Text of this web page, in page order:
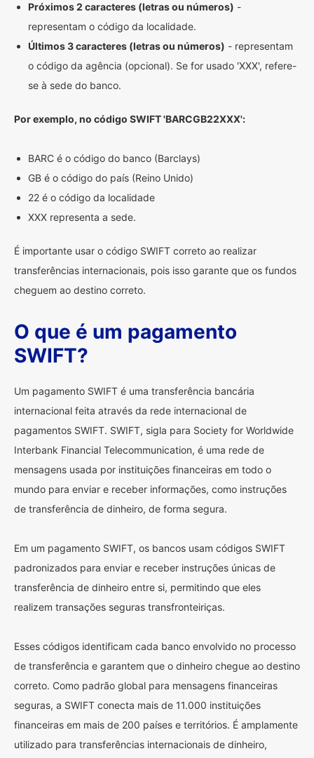
Próximos 2 caracteres (letras ou números) -
representam o código da localidade.
Últimos 3 caracteres (letras ou números) - representam
o código da agência (opcional). Se for usado 'XXX', refere-
se à sede do banco.
Por exemplo, no código SWIFT 'BARCGB22XXX':
BARC é o código do banco (Barclays)
GB é o código do país (Reino Unido)
22 é o código da localidade
XXX representa a sede.
É importante usar o código SWIFT correto ao realizar
transferências internacionais, pois isso garante que os fundos
cheguem ao destino correto.
O que é um pagamento
SWIFT?
Um pagamento SWIFT é uma transferência bancária
internacional feita através da rede internacional de
pagamentos SWIFT. SWIFT, sigla para Society for Worldwide
Interbank Financial Telecommunication, é uma rede de
mensagens usada por instituições financeiras em todo o
mundo para enviar e receber informações, como instruções
de transferência de dinheiro, de forma segura.
Em um pagamento SWIFT, os bancos usam códigos SWIFT
padronizados para enviar e receber instruções únicas de
transferência de dinheiro entre si, permitindo que eles
realizem transações seguras transfronteiriças.
Esses códigos identificam cada banco envolvido no processo
de transferência e garantem que o dinheiro chegue ao destino
correto. Como padrão global para mensagens financeiras
seguras, a SWIFT conecta mais de 11.000 instituições
financeiras em mais de 200 países e territórios. É amplamente
utilizado para transferências internacionais de dinheiro,